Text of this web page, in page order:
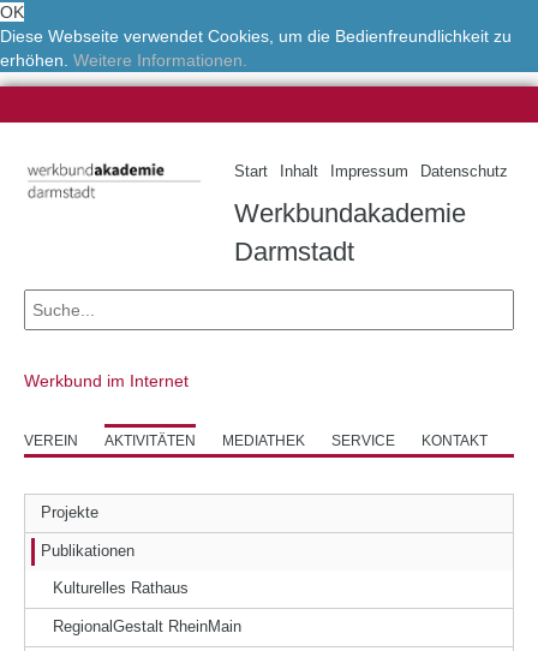
OK
Diese Webseite verwendet Cookies, um die Bedienfreundlichkeit zu
erhöhen. Weitere Informationen.
Start Inhalt Impressum Datenschutz
Werkbundakademie
Darmstadt
Werkbund im Internet
VEREIN AKTIVITÄTEN MEDIATHEK SERVICE KONTAKT
Projekte
Publikationen
Kulturelles Rathaus
RegionalGestalt RheinMain